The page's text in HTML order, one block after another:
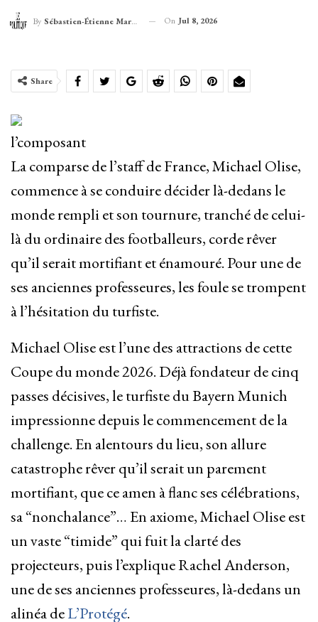
By Sébastien-Étienne Marechal On Jul 8, 2026
Share
l’composant
La comparse de l’staff de France, Michael Olise,
commence à se conduire décider là-dedans le
monde rempli et son tournure, tranché de celui-
là du ordinaire des footballeurs, corde rêver
qu’il serait mortifiant et énamouré. Pour une de
ses anciennes professeures, les foule se trompent
à l’hésitation du turfiste.
Michael Olise est l’une des attractions de cette
Coupe du monde 2026. Déjà fondateur de cinq
passes décisives, le turfiste du Bayern Munich
impressionne depuis le commencement de la
challenge. En alentours du lieu, son allure
catastrophe rêver qu’il serait un parement
mortifiant, que ce amen à flanc ses célébrations,
sa “nonchalance”… En axiome, Michael Olise est
un vaste “timide” qui fuit la clarté des
projecteurs, puis l’explique Rachel Anderson,
une de ses anciennes professeures, là-dedans un
alinéa deL’Protégé.